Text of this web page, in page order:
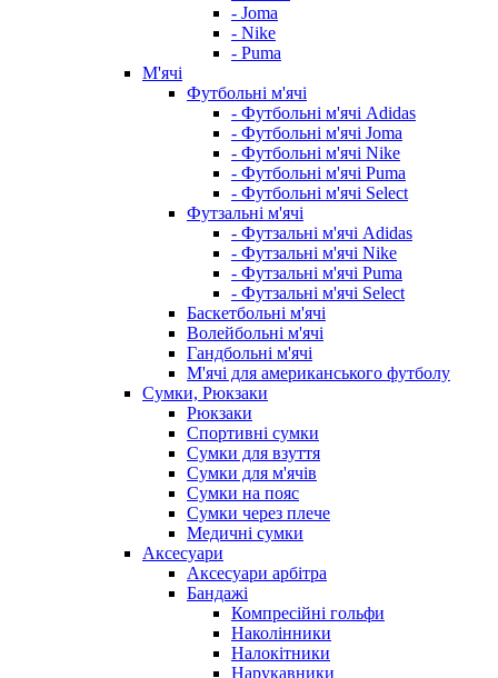
- Joma
- Nike
- Puma
М'ячі
Футбольні м'ячі
- Футбольні м'ячі Adidas
- Футбольні м'ячі Joma
- Футбольні м'ячі Nike
- Футбольні м'ячі Puma
- Футбольні м'ячі Select
Футзальні м'ячі
- Футзальні м'ячі Adidas
- Футзальні м'ячі Nike
- Футзальні м'ячі Puma
- Футзальні м'ячі Select
Баскетбольні м'ячі
Волейбольні м'ячі
Гандбольні м'ячі
М'ячі для американського футболу
Сумки, Рюкзаки
Рюкзаки
Спортивні сумки
Сумки для взуття
Сумки для м'ячів
Сумки на пояс
Сумки через плече
Медичні сумки
Аксесуари
Аксесуари арбітра
Бандажі
Компресійні гольфи
Наколінники
Налокітники
Нарукавники